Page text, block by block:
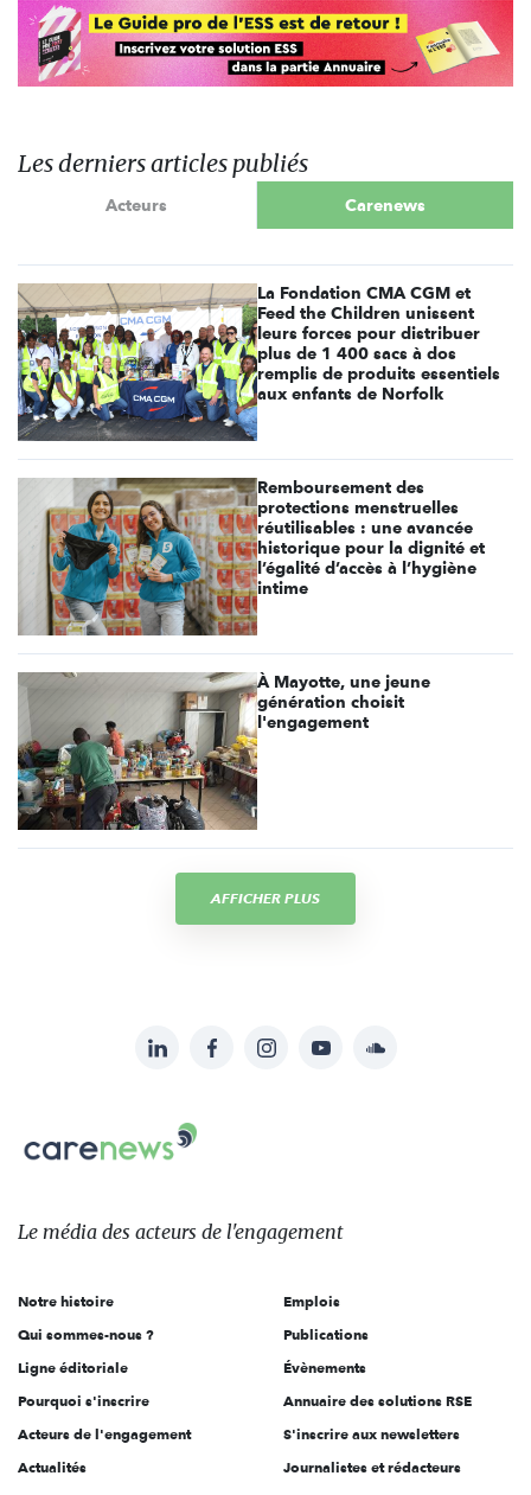
Les derniers articles publiés
Acteurs Carenews
La Fondation CMA CGM et
Feed the Children unissent
leurs forces pour distribuer
plus de 1 400 sacs à dos
remplis de produits essentiels
aux enfants de Norfolk
Remboursement des
protections menstruelles
réutilisables : une avancée
historique pour la dignité et
l’égalité d’accès à l’hygiène
intime
À Mayotte, une jeune
génération choisit
l'engagement
AFFICHER PLUS
sur:
LinkedInFacebookInstagramYouTubeSoundcloud
Carenews,
Le
des
l'engagement
Le média des acteurs de l'engagement
Notre histoire
Qui sommes-nous ?
Ligne éditoriale
Pourquoi s'inscrire
Acteurs de l'engagement
Actualités
Emplois
Publications
Évènements
Annuaire des solutions RSE
S'inscrire aux newsletters
Journalistes et rédacteurs